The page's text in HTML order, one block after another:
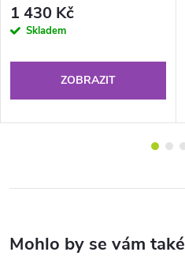
1 430 Kč
Skladem
ZOBRAZIT